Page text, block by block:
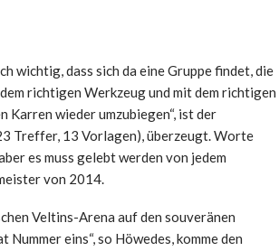
wichtig, dass sich da eine Gruppe findet, die
richtigen Werkzeug und mit dem richtigen
Karren wieder umzubiegen“, ist der
Treffer, 13 Vorlagen), überzeugt. Worte
es muss gelebt werden von jedem
von 2014.
Veltins-Arena auf den souveränen
eins“, so Höwedes, komme den